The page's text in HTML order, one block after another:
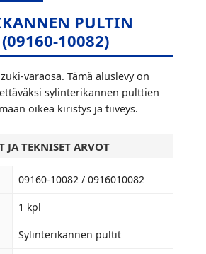
PULTIN
(09160-10082)
varaosa. Tämä aluslevy on
sylinterikannen pulttien
oikea kiristys ja tiiveys.
JA TEKNISET ARVOT
09160-10082 / 0916010082
1 kpl
Sylinterikannen pultit